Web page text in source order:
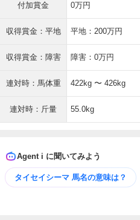
付加賞金 0万円
収得賞金：平地 平地：200万円
収得賞金：障害 障害：0万円
連対時：馬体重 422kg 〜 426kg
連対時：斤量 55.0kg
Agent i に聞いてみよう
タイセイシーマ 馬名の意味は？